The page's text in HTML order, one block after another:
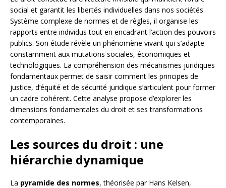
social et garantit les libertés individuelles dans nos sociétés.
Système complexe de normes et de règles, il organise les
rapports entre individus tout en encadrant l’action des pouvoirs
publics. Son étude révèle un phénomène vivant qui s’adapte
constamment aux mutations sociales, économiques et
technologiques. La compréhension des mécanismes juridiques
fondamentaux permet de saisir comment les principes de
justice, d’équité et de sécurité juridique s’articulent pour former
un cadre cohérent. Cette analyse propose d’explorer les
dimensions fondamentales du droit et ses transformations
contemporaines.
Les sources du droit : une
hiérarchie dynamique
La pyramide des normes, théorisée par Hans Kelsen,